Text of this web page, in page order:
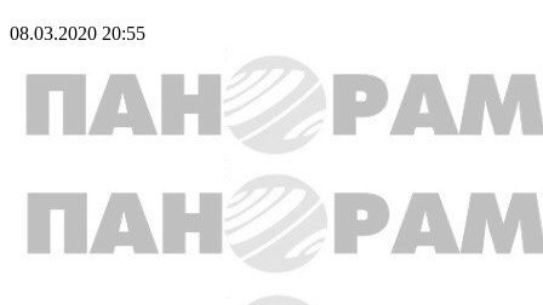
08.03.2020 20:55